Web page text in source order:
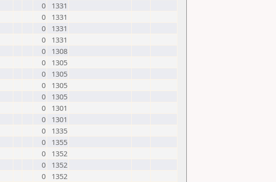
0
1331
0
1331
0
1331
0
1331
0
1308
0
1305
0
1305
0
1305
0
1305
0
1301
0
1301
0
1335
0
1355
0
1352
0
1352
0
1352